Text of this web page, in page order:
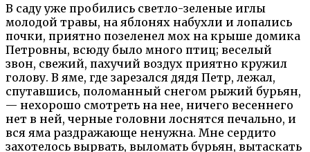
В саду уже пробились светло-зеленые иглы
молодой травы, на яблонях набухли и лопались
почки, приятно позеленел мох на крыше домика
Петровны, всюду было много птиц; веселый
звон, свежий, пахучий воздух приятно кружил
голову. В яме, где зарезался дядя Петр, лежал,
спутавшись, поломанный снегом рыжий бурьян,
— нехорошо смотреть на нее, ничего весеннего
нет в ней, черные головни лоснятся печально, и
вся яма раздражающе ненужна. Мне сердито
захотелось вырвать, выломать бурьян, вытаскать